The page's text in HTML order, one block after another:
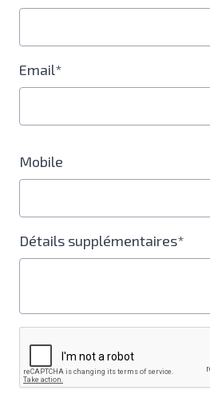
Email*
Mobile
Détails supplémentaires*